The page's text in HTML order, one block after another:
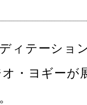
ィテーショ
・ヨギーが